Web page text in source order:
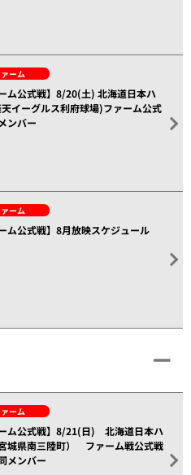
ーム
ーム公式戦】8/20(土) 北海道日本ハ
イーグルス利府球場)ファーム公式
ンバー
ーム
ーム公式戦】8月放映スケジュール
ーム
ーム公式戦】8/21(日) 北海道日本ハ
城県南三陸町） ファーム戦公式戦
メンバー